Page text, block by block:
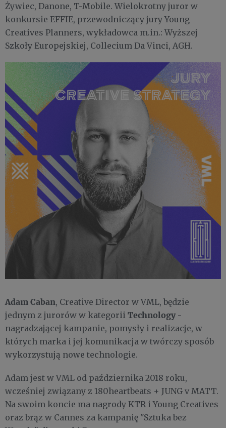
Żywiec, Danone, T-Mobile. Wielokrotny juror w
konkursie EFFIE, przewodniczący jury Young
Creatives Planners, wykładowca m.in.: Wyższej
Szkoły Europejskiej, Collecium Da Vinci, AGH.
Adam Caban, Creative Director w VML, będzie
jednym z jurorów w kategorii Technology-
nagradzającej kampanie, pomysły i realizacje, w
których marka i jej komunikacja w twórczy sposób
wykorzystują nowe technologie.
Adam jest w VML od października 2018 roku,
wcześniej związany z 180heartbeats + JUNG v MATT.
Na swoim koncie ma nagrody KTR i Young Creatives
oraz brąz w Cannes za kampanię "Sztuka bez